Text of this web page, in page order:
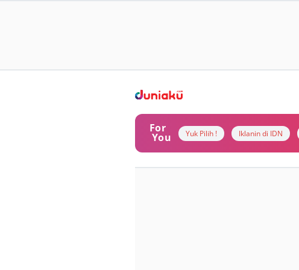
For
You Yuk Pilih ! Iklanin di IDN